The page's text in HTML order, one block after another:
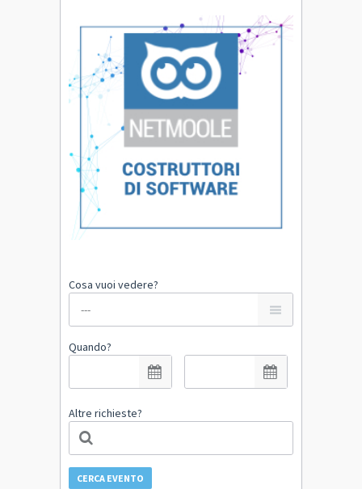
Cosa vuoi vedere?
Quando?
Altre richieste?
CERCA EVENTO